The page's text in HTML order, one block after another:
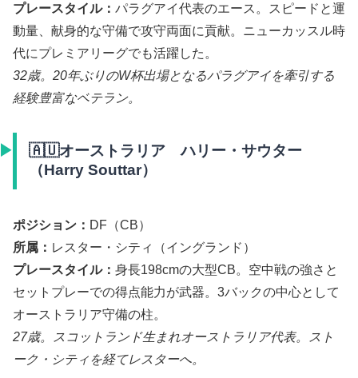
プレースタイル： パラグアイ代表のエース。スピードと運
動量、献身的な守備で攻守両面に貢献。ニューカッスル時
代にプレミアリーグでも活躍した。
32歳。20年ぶりのW杯出場となるパラグアイを牽引する
経験豊富なベテラン。
🇦🇺オーストラリア ハリー・サウター
（Harry Souttar）
ポジション： DF（CB）
所属： レスター・シティ（イングランド）
プレースタイル： 身長198cmの大型CB。空中戦の強さと
セットプレーでの得点能力が武器。3バックの中心として
オーストラリア守備の柱。
27歳。スコットランド生まれオーストラリア代表。スト
ーク・シティを経てレスターへ。